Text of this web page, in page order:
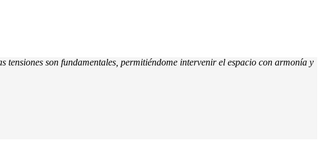
son fundamentales, permitiéndome intervenir el espacio con armonía y